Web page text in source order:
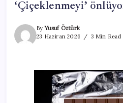
‘Çiçeklenmeyi’
ByYusuf Öztürk
23 Haziran 2026
3 Min Read